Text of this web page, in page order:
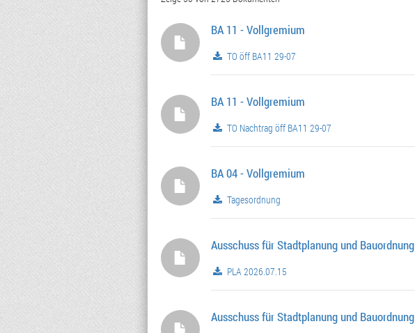
BA 11 - Vollgremium
TO öff BA11 29-07
BA 11 - Vollgremium
TO Nachtrag öff BA11 29-07
BA 04 - Vollgremium
Tagesordnung
Ausschuss für Stadtplanung und Bauordnung
PLA 2026.07.15
Ausschuss für Stadtplanung und Bauordnung